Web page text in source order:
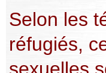
Selon les
réfugiés,
sexuelles